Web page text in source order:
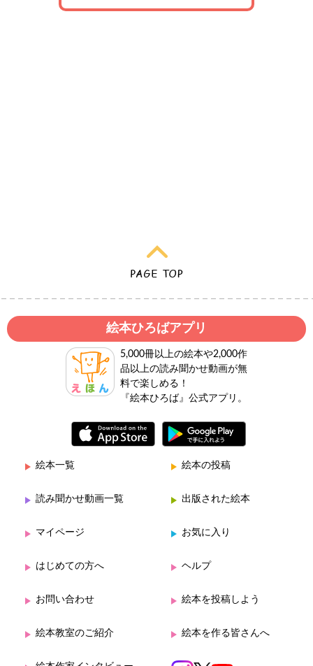
絵本ひろばアプリ
5,000冊以上の絵本や2,000作
品以上の読み聞かせ動画が無
料で楽しめる！
『絵本ひろば』公式アプリ。
絵本一覧 絵本の投稿
読み聞かせ動画一覧 出版された絵本
マイページ お気に入り
はじめての方へ ヘルプ
お問い合わせ 絵本を投稿しよう
絵本教室のご紹介 絵本を作る皆さんへ